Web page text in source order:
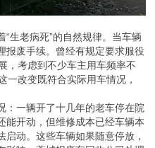
生老病死”的自然规律。当车辆
报废手续。曾经有规定要求服役
，考虑到不少车主用车频率不
一改变既符合实际用车情况，
：一辆开了十几年的老车停在院
能开动，但维修成本已经车辆本
动。这些车辆如果随意停放，